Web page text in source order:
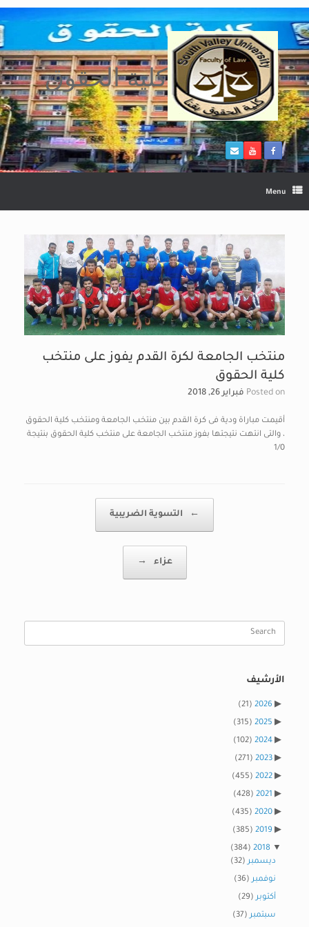
Skip
to
content
كلية الحقوق
Menu
منتخب الجامعة لكرة القدم يفوز على منتخب
كلية الحقوق
Posted on فبراير 26, 2018
أقيمت مباراة ودية فى كرة القدم بين منتخب الجامعة ومنتخب كلية الحقوق
، والتى انتهت نتيجتها بفوز منتخب الجامعة على منتخب كلية الحقوق بنتيجة
1/0
← التسوية الضريبية
عزاء →
Search
الأرشيف
2026
(21)
2025
(315)
2024
(102)
2023
(271)
2022
(455)
2021
(428)
2020
(435)
2019
(385)
2018
(384)
ديسمبر(32)
نوفمبر(36)
أكتوبر(29)
سبتمبر(37)